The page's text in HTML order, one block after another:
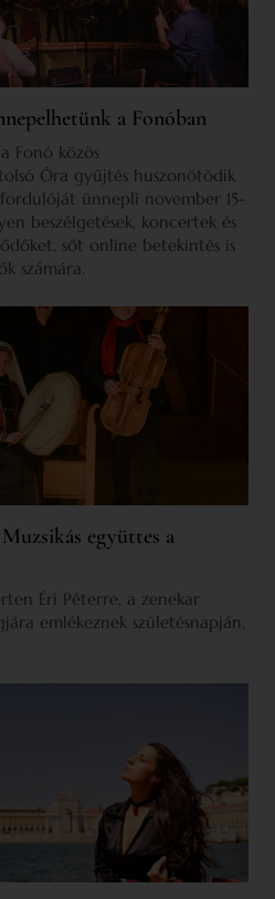
a Fonóban
Fonó közös
Óra gyűjtés huszonötödik
ünnepli november 15-
beszélgetések, koncertek és
sőt online betekintés is
számára.
együttes a
Éri Péterre, a zenekar
emlékeznek születésnapján,